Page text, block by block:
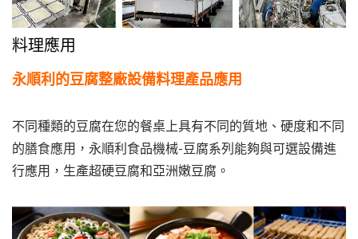
料理應用
永順利的豆腐整廠設備料理產品應用
不同種類的豆腐在您的餐桌上具有不同的質地、硬度和不同
的膳食應用，永順利食品機械-豆腐系列能夠與可選設備進
行應用，生產超硬豆腐和亞洲嫩豆腐。